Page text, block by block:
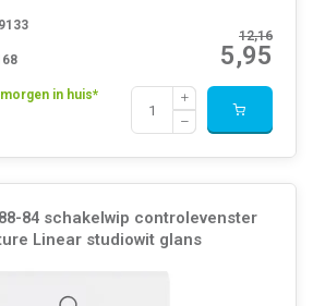
12,16
5,95
in huis*
84 schakelwip controlevenster
Linear studiowit glans